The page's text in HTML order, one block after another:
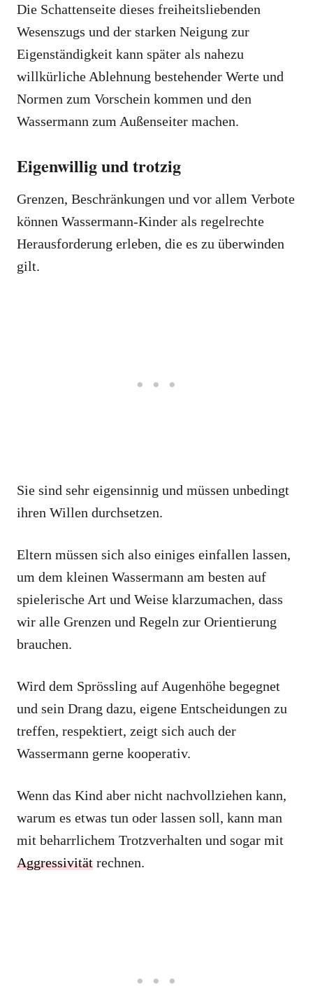
Die Schattenseite dieses freiheitsliebenden
Wesenszugs und der starken Neigung zur
Eigenständigkeit kann später als nahezu
willkürliche Ablehnung bestehender Werte und
Normen zum Vorschein kommen und den
Wassermann zum Außenseiter machen.
Eigenwillig und trotzig
Grenzen, Beschränkungen und vor allem Verbote
können Wassermann-Kinder als regelrechte
Herausforderung erleben, die es zu überwinden
gilt.
Sie sind sehr eigensinnig und müssen unbedingt
ihren Willen durchsetzen.
Eltern müssen sich also einiges einfallen lassen,
um dem kleinen Wassermann am besten auf
spielerische Art und Weise klarzumachen, dass
wir alle Grenzen und Regeln zur Orientierung
brauchen.
Wird dem Sprössling auf Augenhöhe begegnet
und sein Drang dazu, eigene Entscheidungen zu
treffen, respektiert, zeigt sich auch der
Wassermann gerne kooperativ.
Wenn das Kind aber nicht nachvollziehen kann,
warum es etwas tun oder lassen soll, kann man
mit beharrlichem Trotzverhalten und sogar mit
Aggressivität rechnen.